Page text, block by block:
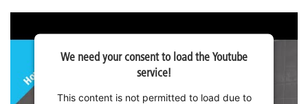
We need your consent to load the Youtube
service!
This content is not permitted to load due to